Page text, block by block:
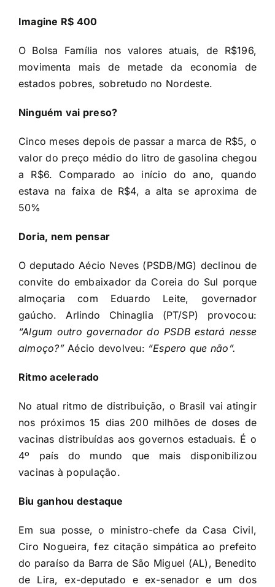
Imagine R$ 400
O Bolsa Família nos valores atuais, de R$196,
movimenta mais de metade da economia de
estados pobres, sobretudo no Nordeste.
Ninguém vai preso?
Cinco meses depois de passar a marca de R$5, o
valor do preço médio do litro de gasolina chegou
a R$6. Comparado ao início do ano, quando
estava na faixa de R$4, a alta se aproxima de
50%
Doria, nem pensar
O deputado Aécio Neves (PSDB/MG) declinou de
convite do embaixador da Coreia do Sul porque
almoçaria com Eduardo Leite, governador
gaúcho. Arlindo Chinaglia (PT/SP) provocou:
“Algum outro governador do PSDB estará nesse
almoço?”Aécio devolveu: “Espero que não”.
Ritmo acelerado
No atual ritmo de distribuição, o Brasil vai atingir
nos próximos 15 dias 200 milhões de doses de
vacinas distribuídas aos governos estaduais. É o
4º país do mundo que mais disponibilizou
vacinas à população.
Biu ganhou destaque
Em sua posse, o ministro-chefe da Casa Civil,
Ciro Nogueira, fez citação simpática ao prefeito
do paraíso da Barra de São Miguel (AL), Benedito
de Lira, ex-deputado e ex-senador e um dos